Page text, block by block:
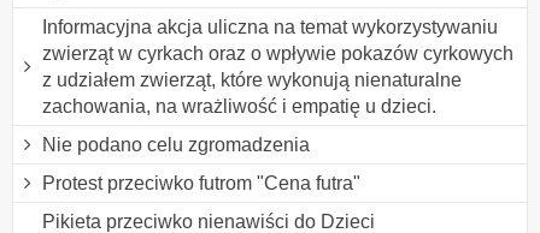
Informacyjna akcja uliczna na temat wykorzystywaniu
zwierząt w cyrkach oraz o wpływie pokazów cyrkowych
z udziałem zwierząt, które wykonują nienaturalne
zachowania, na wrażliwość i empatię u dzieci.
Nie podano celu zgromadzenia
Protest przeciwko futrom "Cena futra"
Pikieta przeciwko nienawiści do Dzieci